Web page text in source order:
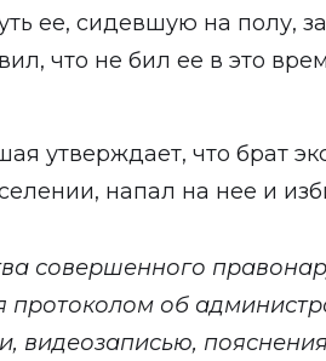
ее, сидевшую на полу,
что не бил ее в это
утверждает, что брат
напал на нее и
совершенного
протоколом об
видеозаписью,